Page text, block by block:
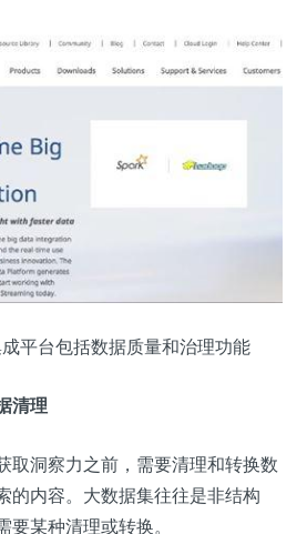
平台包括数据质量和治理功能
清理
取洞察力之前，需要清理和转换数
的内容。大数据集往往是非结构
某种清理或转换。